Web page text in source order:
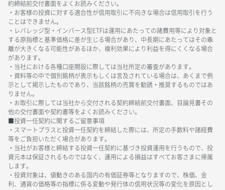
約締結前交付書面をよくお読みください。
・お客様の投資に対する適合性が信用取引に不向きな場合は信用取引を行う
ことはできません。
・レバレッジ型・インバース型ETFは運用にあたっての諸費用等により対象と
する原指標と基準価格に差が生じる場合があり、中長期にあたってはその乖
離が大きくなる可能性があるほか、複利効果により利益を得にくくなる場合
があります。
・当社における各種口座開設に際しては当社所定の審査があります。
・資料等の中で個別銘柄が表示もしくは言及されている場合は、あくまで例
示として掲示したものであり、当該銘柄の売買を勧誘・推奨するものではあ
りません。
・お取引に際しては当社から交付される契約締結前交付書面、目論見書その
他の交付書面や契約書等をよくお読みください。
■投資一任契約に関するご留意事項
・スマートプラスと投資一任契約を締結した際には、所定の手数料や諸経費
等をご負担いただく場合があります。
・当社がお客様と締結する投資一任契約に基づき投資運用を行うもので、投
資元本は保証されるものではなく、運用による損益はすべてお客さまに帰属
します。
・投資対象は、値動きのある国内の有価証券等となりますので、株価、金
利、通貨の価格等の指標に係る変動や発行体の信用状況等の変化を原因とし